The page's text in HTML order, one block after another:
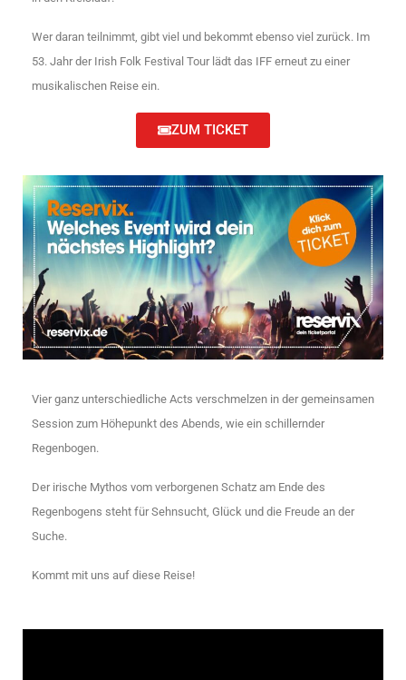
Wer daran teilnimmt, gibt viel und bekommt ebenso viel zurück. Im
53. Jahr der Irish Folk Festival Tour lädt das IFF erneut zu einer
musikalischen Reise ein.
ZUM TICKET
Vier ganz unterschiedliche Acts verschmelzen in der gemeinsamen
Session zum Höhepunkt des Abends, wie ein schillernder
Regenbogen.
Der irische Mythos vom verborgenen Schatz am Ende des
Regenbogens steht für Sehnsucht, Glück und die Freude an der
Suche.
Kommt mit uns auf diese Reise!